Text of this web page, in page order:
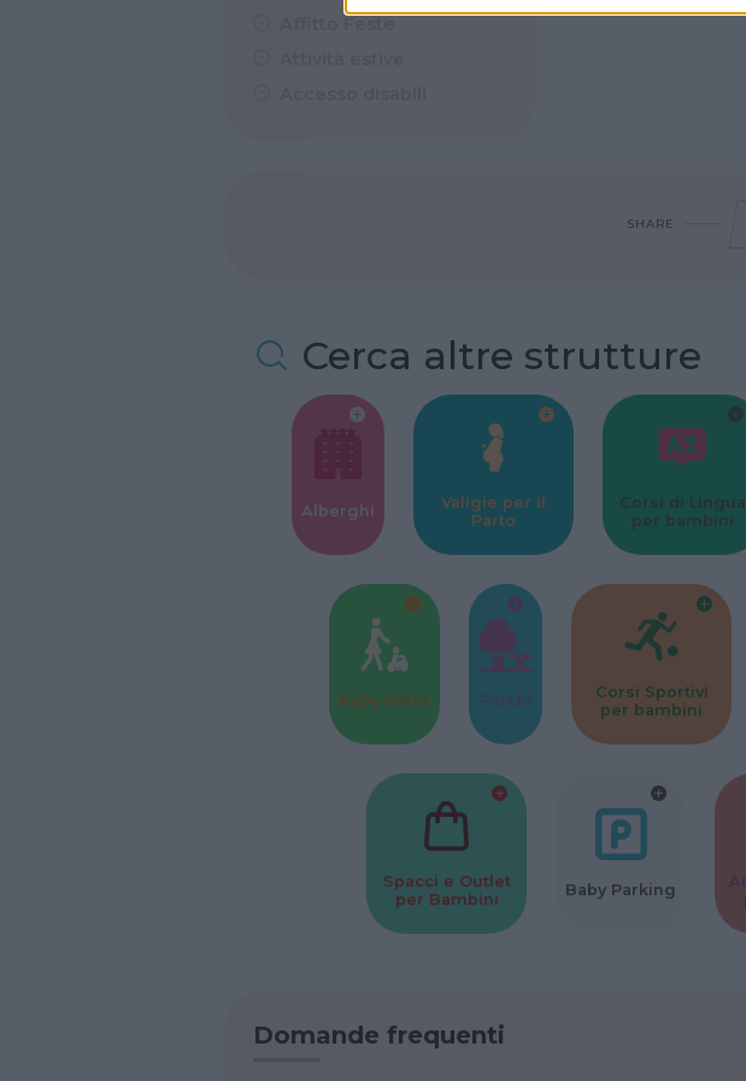
SHARE
Cerca altre strutture
Alberghi
Valigie per il
Parto
Corsi di Lingua
per bambini
Baby Sitter Parchi
Corsi Sportivi
per bambini
Spacci e Outlet
per Bambini
Baby Parking
Domande frequenti